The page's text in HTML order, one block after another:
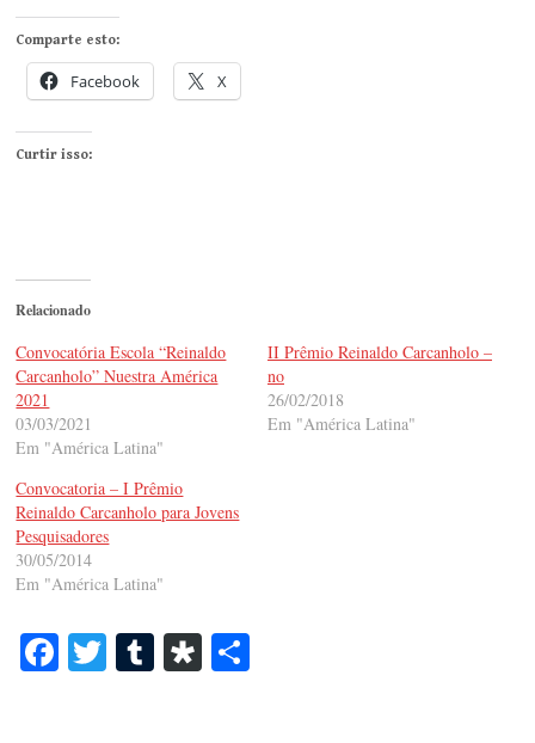
Comparte esto:
Facebook X
Curtir isso:
Relacionado
Convocatória Escola “Reinaldo
Carcanholo” Nuestra América
2021
03/03/2021
Em "América Latina"
II Prêmio Reinaldo Carcanholo –
no
26/02/2018
Em "América Latina"
Convocatoria – I Prêmio
Reinaldo Carcanholo para Jovens
Pesquisadores
30/05/2014
Em "América Latina"
Fa T T Di